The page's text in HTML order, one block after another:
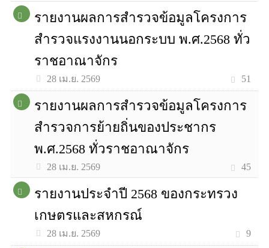
รายงานผลการสำรวจข้อมูลโครงการ
สำรวจแรงงานนอกระบบ พ.ศ.2568 ทั่ว
ราชอาณาจักร
28 เม.ย. 2569 51
รายงานผลการสำรวจข้อมูลโครงการ
สำรวจการย้ายถิ่นของประชากร
พ.ศ.2568 ทั่วราชอาณาจักร
28 เม.ย. 2569 45
รายงานประจำปี 2568 ของกระทรวง
เกษตรและสหกรณ์
28 เม.ย. 2569 9